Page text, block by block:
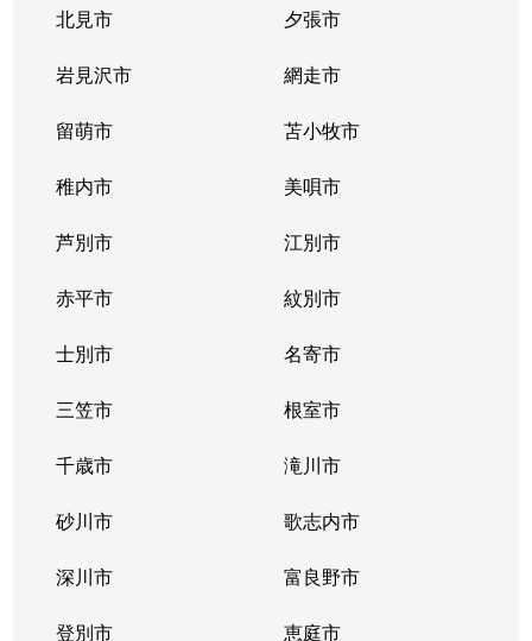
北見市 夕張市
岩見沢市 網走市
留萌市 苫小牧市
稚内市 美唄市
芦別市 江別市
赤平市 紋別市
士別市 名寄市
三笠市 根室市
千歳市 滝川市
砂川市 歌志内市
深川市 富良野市
登別市 恵庭市